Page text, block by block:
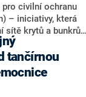
civilní ochranu
– iniciativy, která
sítě krytů a bunkrů
ministra
Prima NEWS
svým podpisem
Česko se
Ukrajiny,
tančírnou